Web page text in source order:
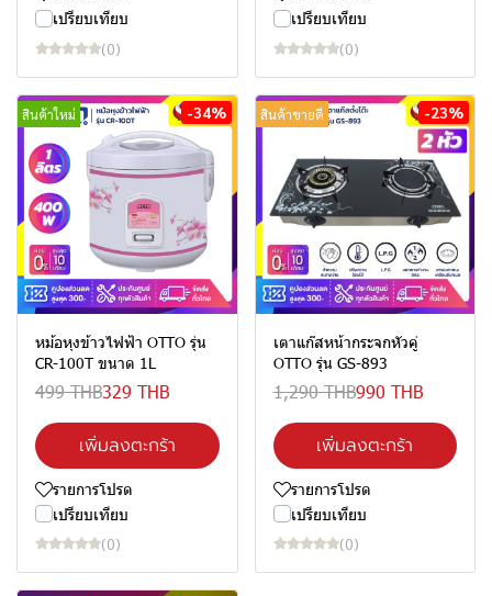
เปรียบเทียบ
(0)
เปรียบเทียบ
(0)
สินค้าใหม่ -34%
หม้อหุงข้าวไฟฟ้า OTTO รุ่น
CR-100T ขนาด 1L
499 THB329 THB
เพิ่มลงตะกร้า
รายการโปรด
เปรียบเทียบ
(0)
สินค้าขายดี -23%
เตาแก๊สหน้ากระจกหัวคู่
OTTO รุ่น GS-893
1,290 THB990 THB
เพิ่มลงตะกร้า
รายการโปรด
เปรียบเทียบ
(0)